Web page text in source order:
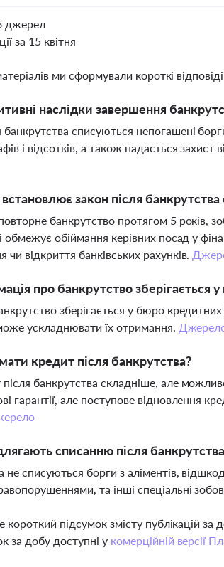
джерел
за 15 квітня
ми сформували короткі
наслідки завершення
банкрутства списуються непогашені
і відсотків, а також надається захист
закон після банкрутства
банкрутство протягом 5 років,
обмежує обіймання керівних посад у
відкриття банківських рахунків.
про банкрутство зберігається у
зберігається у бюро
ускладнювати їх отримання.
кредит після банкрутства?
банкрутства складніше, але
гарантії, але поступове відновлення
списанню після
не списуються борги з аліментів,
та інші спеціальні
підсумок змісту публікацій
за добу доступні у комерційній версії